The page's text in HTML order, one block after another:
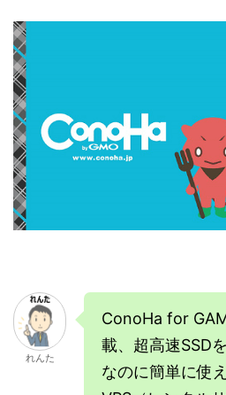
れんた
ConoHa for
載、超高速SSD
なのに簡単に使